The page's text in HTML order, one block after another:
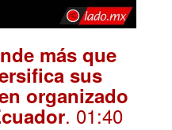
más que
sus
organizado
. 01:40